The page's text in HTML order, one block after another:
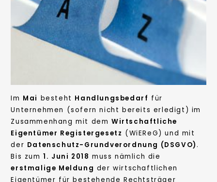
Im Mai besteht Handlungsbedarf für
Unternehmen (sofern nicht bereits erledigt) im
Zusammenhang mit dem Wirtschaftliche
Eigentümer Registergesetz (WiEReG) und mit
der Datenschutz-Grundverordnung (DSGVO).
Bis zum1. Juni 2018 muss nämlich die
erstmalige Meldung der wirtschaftlichen
Eigentümer für bestehende Rechtsträger